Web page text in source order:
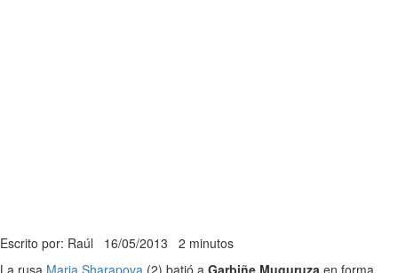
Escrito por: Raúl 16/05/2013 2 minutos